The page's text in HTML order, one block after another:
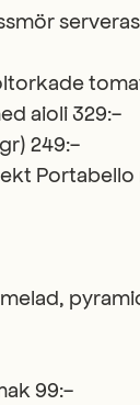
aioli 329:-
249:-
Portabello
99:-